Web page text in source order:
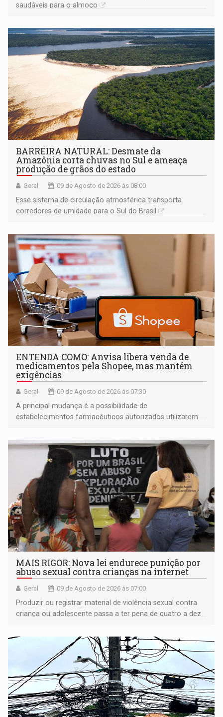
saudáveis para o almoço
BARREIRA NATURAL: Desmate da
Amazônia corta chuvas no Sul e ameaça
produção de grãos do estado
Geral 09 de Agosto de 2026 às 08:00
Esse sistema de circulação atmosférica transporta
corredores de umidade para o Sul do Brasil
ENTENDA COMO: Anvisa libera venda de
medicamentos pela Shopee, mas mantém
exigências
Geral 09 de Agosto de 2026 às 07:30
A principal mudança é a possibilidade de
estabelecimentos farmacêuticos autorizados utilizarem
MAIS RIGOR: Nova lei endurece punição por
abuso sexual contra crianças na internet
Geral 09 de Agosto de 2026 às 07:00
Produzir ou registrar material de violência sexual contra
criança ou adolescente passa a ter pena de quatro a dez